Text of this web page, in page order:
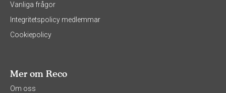
Vanliga frågor
Integritetspolicy medlemmar
Cookiepolicy
Mer om Reco
Om oss